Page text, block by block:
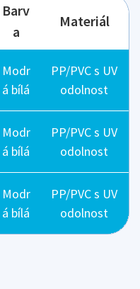
Barv
a
Materiál
Modr
á bílá
PP/PVC s UV
odolnost
Modr
á bílá
PP/PVC s UV
odolnost
Modr
á bílá
PP/PVC s UV
odolnost